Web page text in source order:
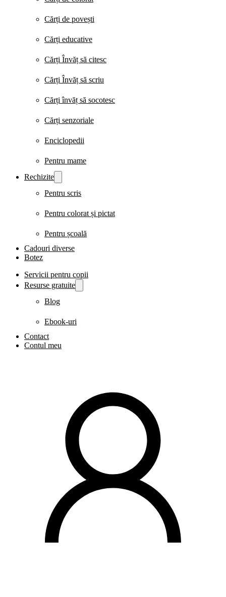
Cărți de povești
Cărți educative
Cărți Învăț să citesc
Cărți Învăț să scriu
Cărți învăț să socotesc
Cărți senzoriale
Enciclopedii
Pentru mame
Rechizite
Pentru scris
Pentru colorat și pictat
Pentru școală
Cadouri diverse
Botez
Servicii pentru copii
Resurse gratuite
Blog
Ebook-uri
Contact
Contul meu